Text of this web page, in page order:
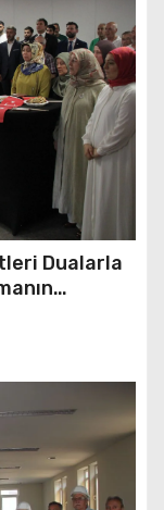
Dualarla